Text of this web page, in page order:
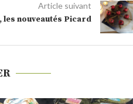
Article suivant
les nouveautés Picard